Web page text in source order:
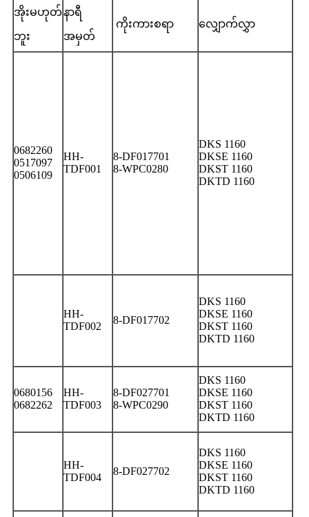
အိုးမဟုတ်
ဘူး
နာရီ
အမှတ်
ကိုးကားစရာ လျှောက်လွှာ
0682260
0517097
0506109
HH-
TDF001
8-DF017701
8-WPC0280
DKS 1160
DKSE 1160
DKST 1160
DKTD 1160
HH-
TDF002
8-DF017702
DKS 1160
DKSE 1160
DKST 1160
DKTD 1160
0680156
0682262
HH-
TDF003
8-DF027701
8-WPC0290
DKS 1160
DKSE 1160
DKST 1160
DKTD 1160
HH-
TDF004
8-DF027702
DKS 1160
DKSE 1160
DKST 1160
DKTD 1160